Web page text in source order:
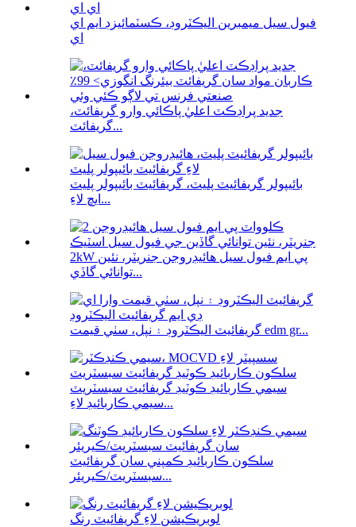
فيول سيل ميمبرين اليڪٽروڊ، ڪسٽمائيزڊ ايم اي
اي
جديد پراڊڪٽ اعليٰ پاڪائي وارو گريفائٽ،
گريفائٽ...
بائيپولر گريفائيٽ پليٽ، گريفائيٽ بائيپولر پليٽ
ايڇ لاءِ...
2kW پي ايم فيول سيل هائيڊروجن جنريٽر، نئين
توانائي گاڏي...
گريفائيٽ اليڪٽروڊ ۽ نپل، سٺي قيمت edm gr...
سيمي ڪاربائيڊ ڪوٽيڊ گريفائيٽ سبسٽريٽ
سيمي ڪاربائيڊ لاءِ...
سلڪون ڪاربائيڊ ڪمپني سان گريفائيٽ
سبسٽريٽ/ڪيريئر...
لوبريڪيشن لاءِ گريفائيٽ رنگ